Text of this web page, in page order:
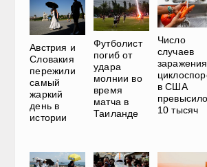
Австрия и
Словакия
пережили
самый
жаркий
день в
истории
Футболист
погиб от
удара
молнии во
время
матча в
Таиланде
Число
случаев
заражения
в США
превысило
10 тысяч